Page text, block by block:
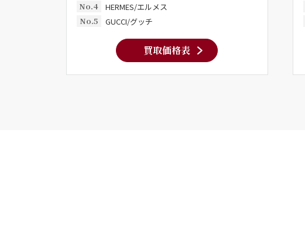
No.4
HERMES/エルメス
No.5
GUCCI/グッチ
買取価格表